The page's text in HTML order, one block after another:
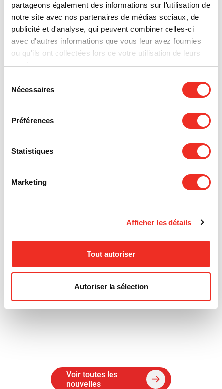
partageons également des informations sur l'utilisation de
notre site avec nos partenaires de médias sociaux, de
publicité et d'analyse, qui peuvent combiner celles-ci
avec d'autres informations que vous leur avez fournies
ou qu'ils ont collectées lors de votre utilisation de leurs
services.
Nécessaires
Préférences
Statistiques
Marketing
Afficher les détails
Tout autoriser
Autoriser la sélection
Nous tenons à exprimer notre profonde
gratitude envers tous les participants,
les commanditaires, ainsi que les chefs
pour leur engagement exceptionnel.
Grâce à vous, la recherche continue de
Accords Célestes s’inscrit désormais
soutenir la recherche sur le cancer,
Voir toutes les
nouvelles